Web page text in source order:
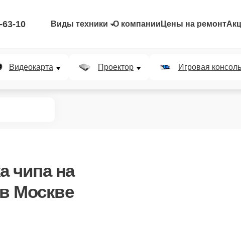
63-10 Виды техники О компании Цены на ремонт
Видеокарта Проектор Игровая консоль
чипана
Москве